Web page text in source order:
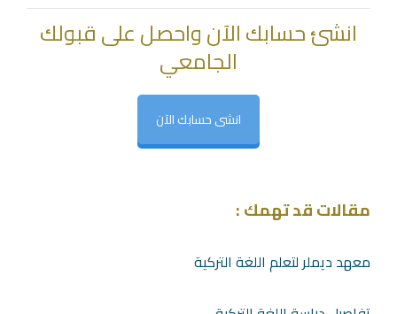
انشئ حسابك الآن واحصل على قبولك
الجامعي
انشى حسابك الآن
مقالات قد تهمك :
معهد ديملر لتعلم اللغة التركية